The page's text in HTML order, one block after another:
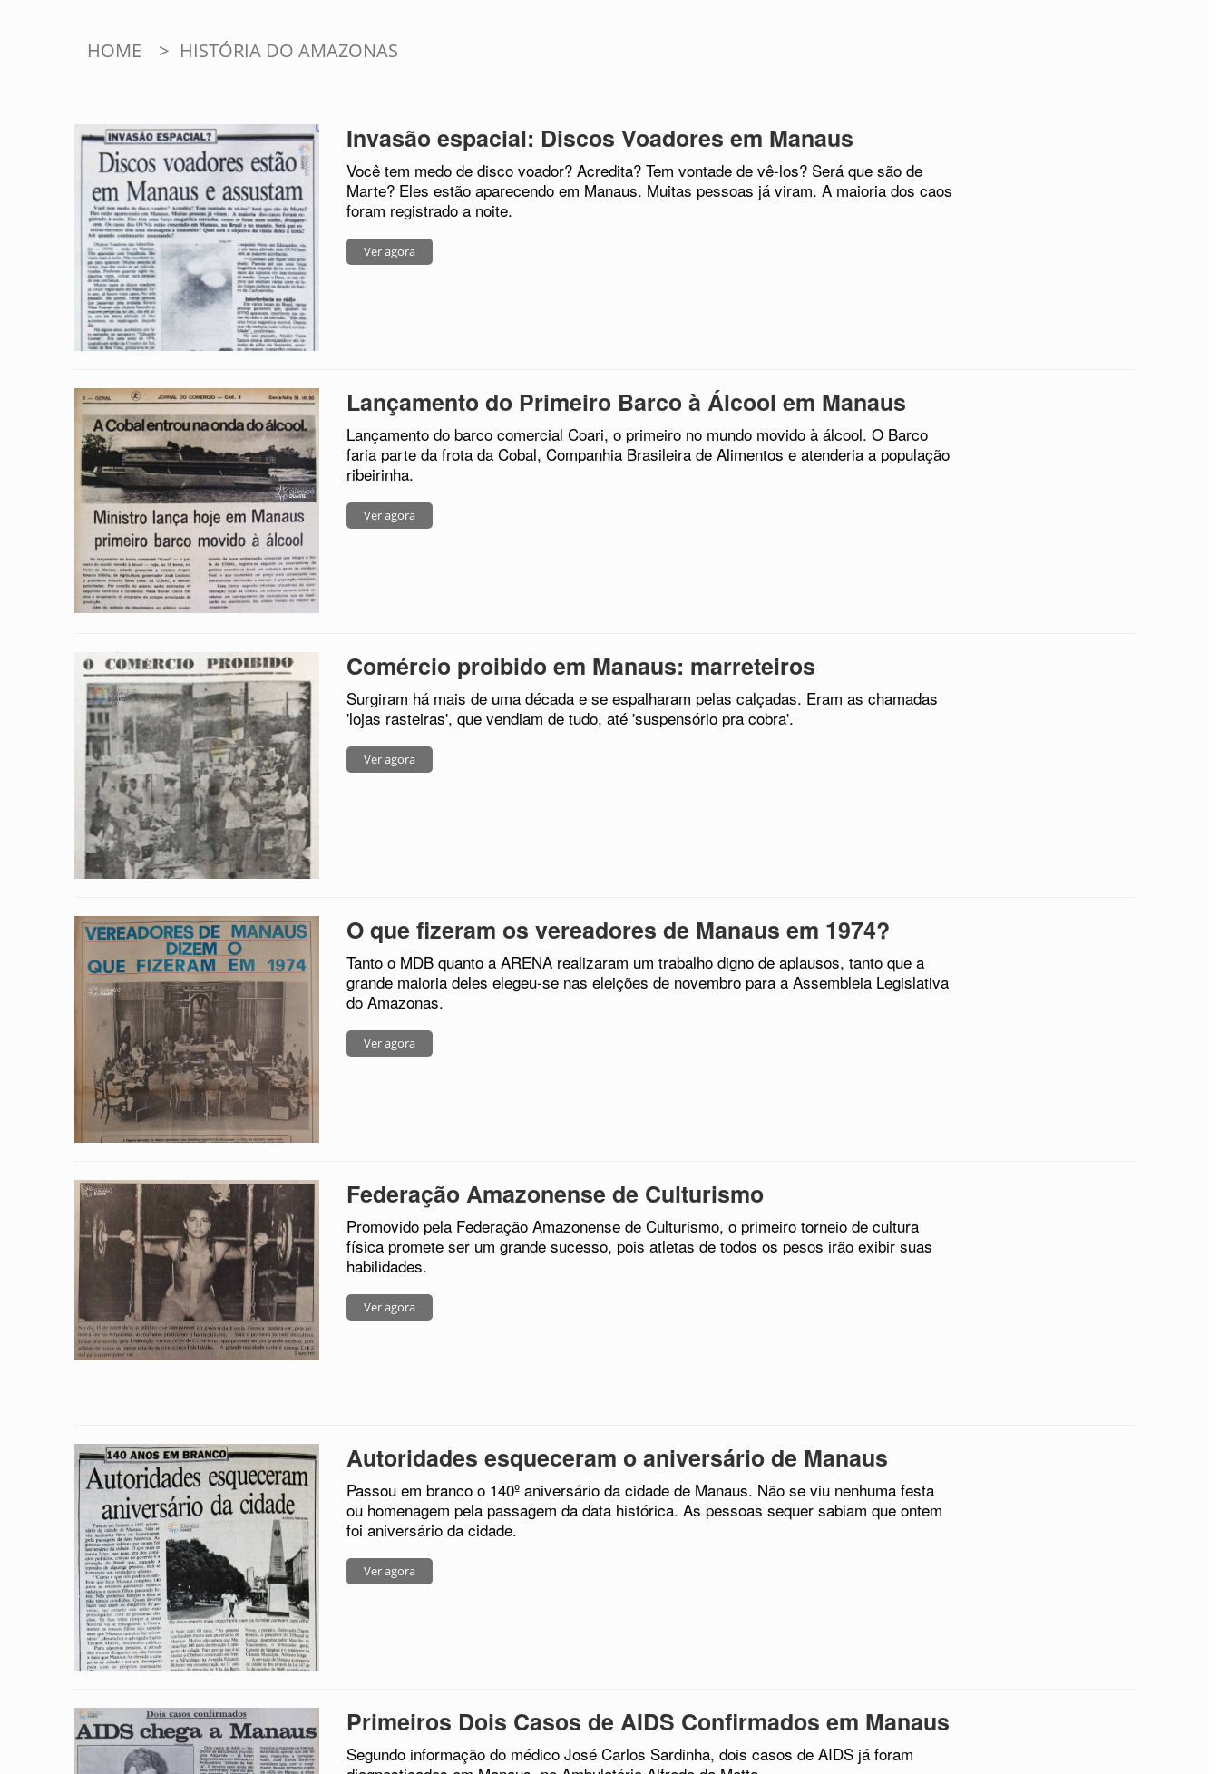
HOME > HISTÓRIA DO AMAZONAS
Invasão espacial: Discos Voadores em Manaus
Você tem medo de disco voador? Acredita? Tem vontade de vê-los? Será que são de
Marte? Eles estão aparecendo em Manaus. Muitas pessoas já viram. A maioria dos caos
foram registrado a noite.
Ver agora
Lançamento do Primeiro Barco à Álcool em Manaus
Lançamento do barco comercial Coari, o primeiro no mundo movido à álcool. O Barco
faria parte da frota da Cobal, Companhia Brasileira de Alimentos e atenderia a população
ribeirinha.
Ver agora
Comércio proibido em Manaus: marreteiros
Surgiram há mais de uma década e se espalharam pelas calçadas. Eram as chamadas
'lojas rasteiras', que vendiam de tudo, até 'suspensório pra cobra'.
Ver agora
O que fizeram os vereadores de Manaus em 1974?
Tanto o MDB quanto a ARENA realizaram um trabalho digno de aplausos, tanto que a
grande maioria deles elegeu-se nas eleições de novembro para a Assembleia Legislativa
do Amazonas.
Ver agora
Federação Amazonense de Culturismo
Promovido pela Federação Amazonense de Culturismo, o primeiro torneio de cultura
física promete ser um grande sucesso, pois atletas de todos os pesos irão exibir suas
habilidades.
Ver agora
Autoridades esqueceram o aniversário de Manaus
Passou em branco o 140º aniversário da cidade de Manaus. Não se viu nenhuma festa
ou homenagem pela passagem da data histórica. As pessoas sequer sabiam que ontem
foi aniversário da cidade.
Ver agora
Primeiros Dois Casos de AIDS Confirmados em Manaus
Segundo informação do médico José Carlos Sardinha, dois casos de AIDS já foram